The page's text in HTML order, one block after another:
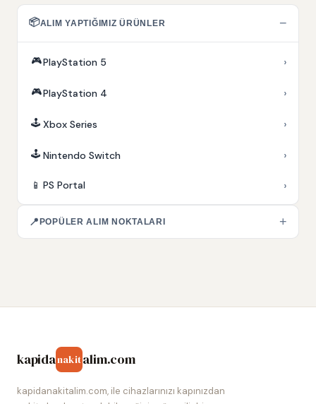
📦ALIM YAPTIĞIMIZ ÜRÜNLER −
🎮PlayStation 5 ›
🎮PlayStation 4 ›
🕹️ Xbox Series ›
🕹️ Nintendo Switch ›
📱 PS Portal ›
📍 POPÜLER ALIM NOKTALARI +
kapidanakitalim.com
kapidanakitalim.com, ile cihazlarınızı kapınızdan